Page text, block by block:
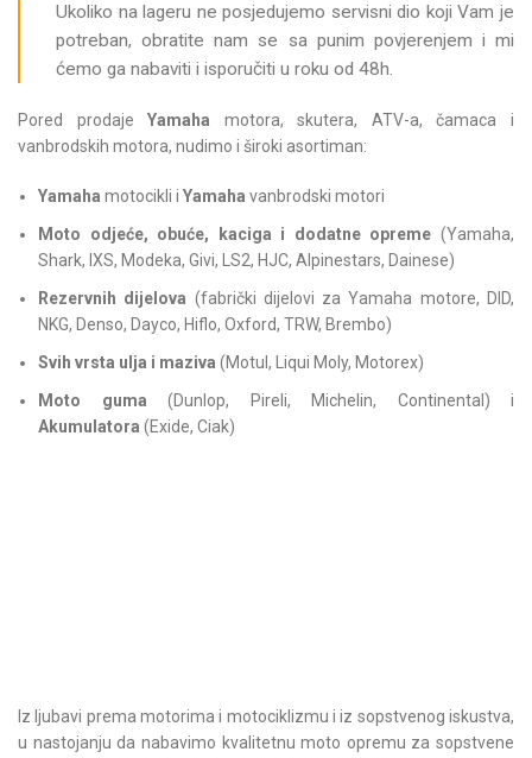
Ukoliko na lageru ne posjedujemo servisni dio koji Vam je
potreban, obratite nam se sa punim povjerenjem i mi
ćemo ga nabaviti i isporučiti u roku od 48h.
Pored prodajeYamaha motora, skutera, ATV-a, čamaca i
vanbrodskih motora, nudimo i široki asortiman:
Yamaha motocikli i Yamaha vanbrodski motori
Moto odjeće, obuće, kaciga i dodatne opreme (Yamaha,
Shark, IXS, Modeka, Givi, LS2, HJC, Alpinestars, Dainese)
Rezervnih dijelova (fabrički dijelovi za Yamaha motore, DID,
NKG, Denso, Dayco, Hiflo, Oxford, TRW, Brembo)
Svih vrsta ulja i maziva (Motul, Liqui Moly, Motorex)
Moto guma (Dunlop, Pireli, Michelin, Continental) i
Akumulatora (Exide, Ciak)
Iz ljubavi prema motorima i motociklizmu i iz sopstvenog iskustva,
u nastojanju da nabavimo kvalitetnu moto opremu za sopstvene